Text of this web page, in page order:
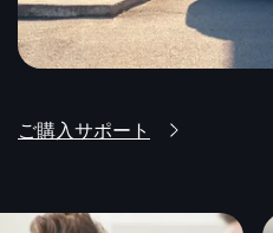
ご購入サポート